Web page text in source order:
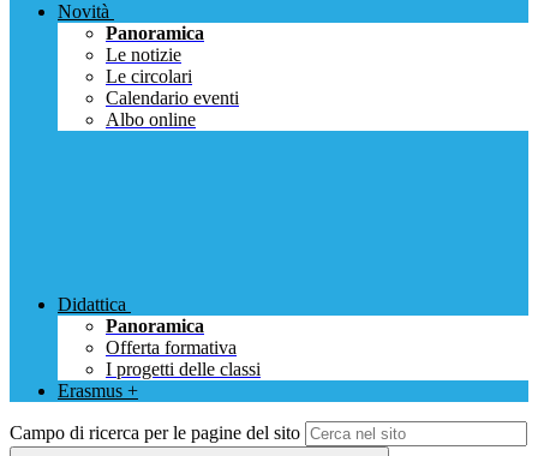
Novità
Panoramica
Le notizie
Le circolari
Calendario eventi
Albo online
Didattica
Panoramica
Offerta formativa
I progetti delle classi
Erasmus +
Campo di ricerca per le pagine del sito